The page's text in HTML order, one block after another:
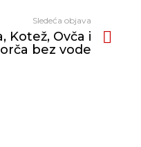
Sledeća objava
Kotež, Ovča i
bez vode